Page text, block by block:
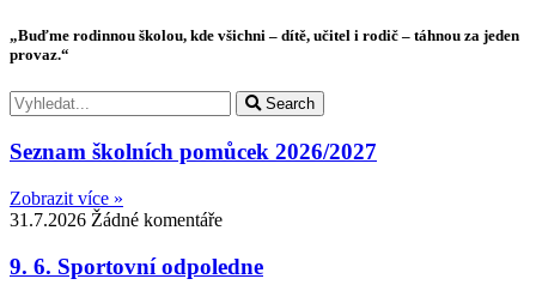
„Buďme rodinnou školou, kde všichni – dítě, učitel i rodič – táhnou za jeden
provaz.“
Search
Seznam školních pomůcek 2026/2027
Zobrazit více »
31.7.2026 Žádné komentáře
9. 6. Sportovní odpoledne